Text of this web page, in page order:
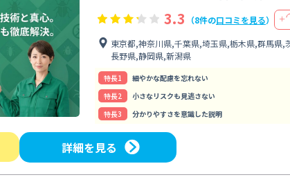
3.3
（8件の口コミを見る） ＋
東京都,神奈川県,千葉県,埼玉県,栃木県,群馬県,
長野県,静岡県,新潟県
特⻑1
細やかな配慮を忘れない
特⻑2
小さなリスクも見逃さない
特⻑3
分かりやすさを意識した説明
詳細を見る